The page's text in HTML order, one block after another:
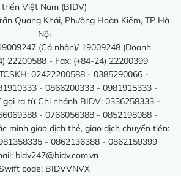
triển Việt Nam (BIDV)
Quang Khải, Phường Hoàn Kiếm, TP Hà
Nội
(Cá nhân)/ 19009248 (Doanh
22200588 - Fax: (+84-24) 22200399
02422200588 - 0385290066 -
- 0866200333 - 0981915333 -
ra từ Chi nhánh BIDV: 0336258333 -
- 0766056388 - 0852198088 -
minh giao dịch thẻ, giao dịch chuyển tiền:
- 0862136388 - 0862159399
bidv247@bidv.com.vn
code: BIDVVNVX